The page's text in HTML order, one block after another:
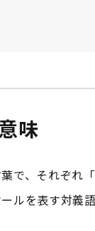
味
、それぞれ
ルを表す対義